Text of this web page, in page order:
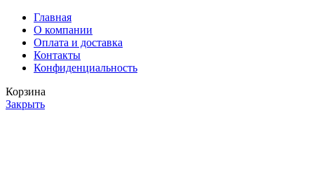
Главная
О компании
Оплата и доставка
Контакты
Конфиденциальность
Корзина
Закрыть